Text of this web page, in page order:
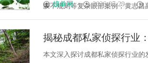
膜不规则等复杂眼部案例；黄志
接单网 2026-07-29
揭秘成都私家侦探行业
本文深入探讨成都私家侦探行业的